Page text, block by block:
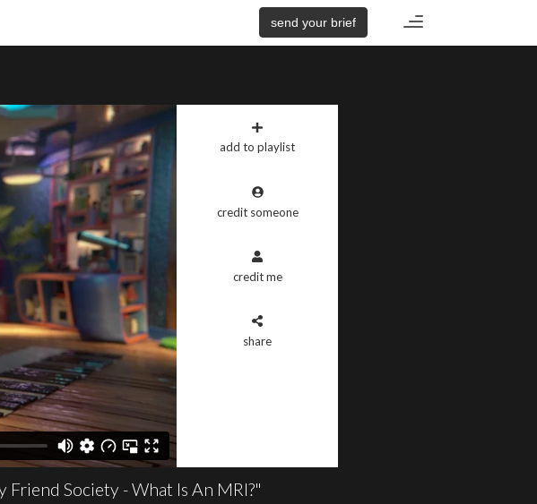
Toggle
send your brief
add to playlist
credit someone
credit me
share
Society - What Is An MRI?"